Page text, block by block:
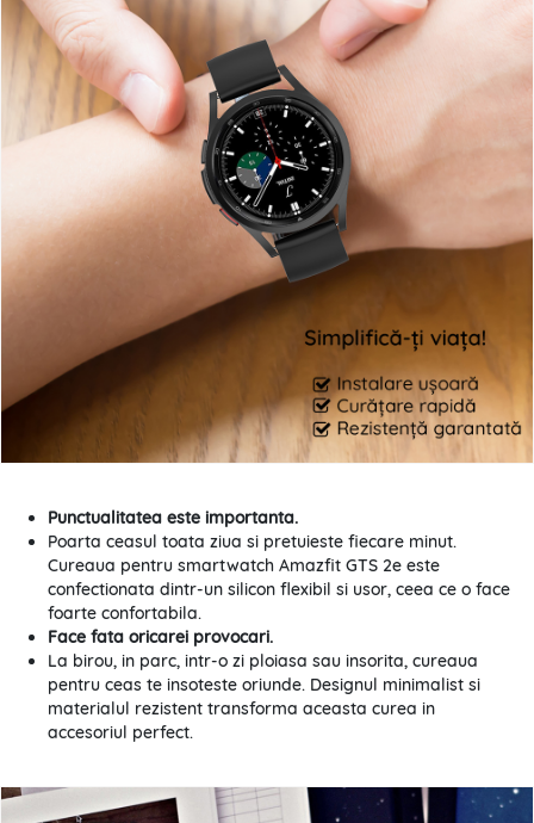
Punctualitatea este importanta.
Poarta ceasul toata ziua si pretuieste fiecare minut.
Cureaua pentru smartwatch Amazfit GTS 2e este
confectionata dintr-un silicon flexibil si usor, ceea ce o face
foarte confortabila.
Face fata oricarei provocari.
La birou, in parc, intr-o zi ploiasa sau insorita, cureaua
pentru ceas te insoteste oriunde. Designul minimalist si
materialul rezistent transforma aceasta curea in
accesoriul perfect.